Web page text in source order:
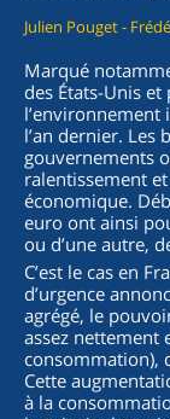
Julien Pouget -
Marqué
des États-Unis
l’an dernier. Les
gouvernements
ralentissement
économique.
euro ont ainsi
ou d’une autre,
C’est le cas en
d’urgence
agrégé, le
assez nettement
consommation),
Cette
à la